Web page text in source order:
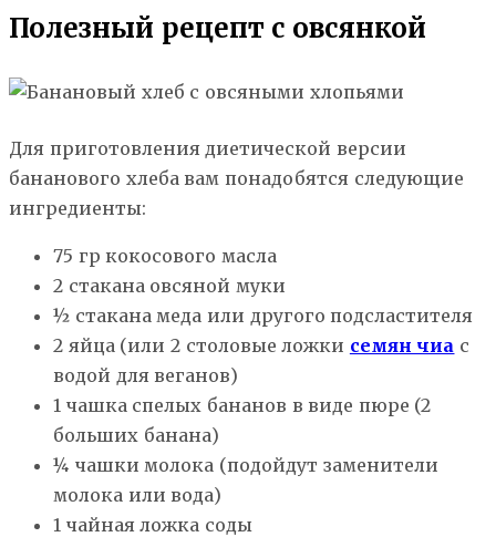
Полезный рецепт с овсянкой
Для приготовления диетической версии
бананового хлеба вам понадобятся следующие
ингредиенты:
75 гр кокосового масла
2 стакана овсяной муки
½ стакана меда или другого подсластителя
2 яйца (или 2 столовые ложки семян чиа с
водой для веганов)
1 чашка спелых бананов в виде пюре (2
больших банана)
¼ чашки молока (подойдут заменители
молока или вода)
1 чайная ложка соды